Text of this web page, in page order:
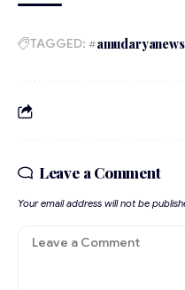
TAGGED:
Leave a Comment
Your email address will not be